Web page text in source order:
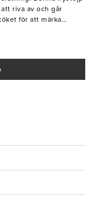
riva av och går
för att märka